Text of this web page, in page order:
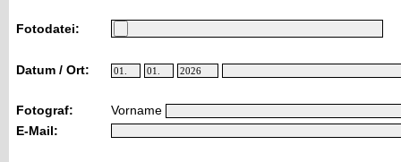
Fotodatei:
Datum / Ort:
Fotograf:
Vorname
E-Mail: